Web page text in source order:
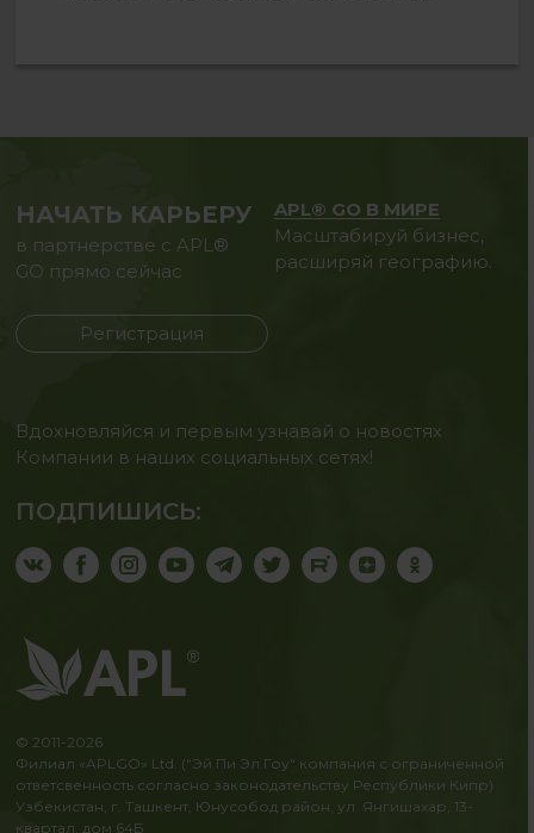
НАЧАТЬ КАРЬЕРУ
в партнерстве с APL®
GO прямо сейчас
Регистрация
APL® GO В МИРЕ
Масштабируй бизнес,
расширяй географию.
Вдохновляйся и первым узнавай о новостях
Компании в наших социальных сетях!
ПОДПИШИСЬ:
© 2011-2026
Филиал «APLGO» Ltd. ("Эй Пи Эл Гоу" компания с ограниченной
ответсвенность согласно законодательству Республики Кипр)
Узбекистан, г. Ташкент, Юнусобод район, ул. Янгишахар, 13-
квартал, дом 64Б